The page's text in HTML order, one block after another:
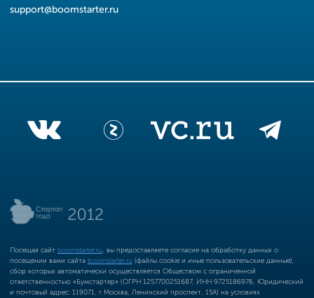
support@boomstarter.ru
Посещая сайт boomstarter.ru , вы предоставляете согласие на обработку данных о
посещении вами сайта boomstarter.ru (файлы cookie и иные пользовательские данные),
сбор которых автоматически осуществляется Обществом с ограниченной
ответственностью «Бумстартер» (ОГРН 1257700251687, ИНН 9725186976, Юридический
и почтовый адрес: 119071, г Москва, Ленинский проспект, 15А) на условиях